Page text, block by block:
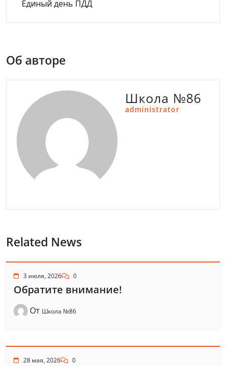
Единый день ПДД
Об авторе
Школа №86
administrator
Related News
3 июля, 2026 0
Обратите внимание!
От Школа №86
28 мая, 2026 0